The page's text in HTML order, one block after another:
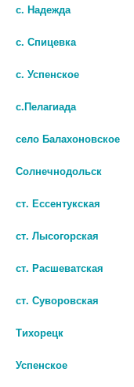
В КОРЗИНУ
с. Надежда
с. Спицевка
с. Успенское
с.Пелагиада
село Балахоновское
Солнечнодольск
ст. Ессентукская
ст. Лысогорская
ст. Расшеватская
ст. Суворовская
Тихорецк
Успенское